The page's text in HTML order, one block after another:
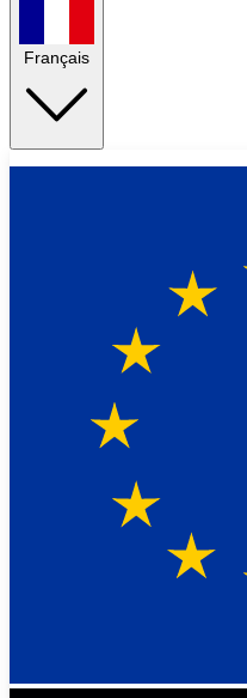
Français